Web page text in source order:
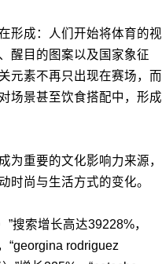
形成：人们开始将体育的视
醒目的图案以及国家象征
元素不再只出现在赛场，而
场景甚至饮食搭配中，形成
为重要的文化影响力来源，
时尚与生活方式的变化。
搜索增长高达39228%，
“georgina rodriguez